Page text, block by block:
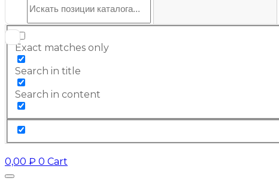
Exact matches only
Search in title
Search in content
0,00 ₽ 0 Cart